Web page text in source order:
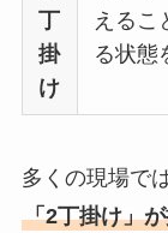
丁
掛
け
えるこ
る状態
多くの現場で
「2丁掛け」